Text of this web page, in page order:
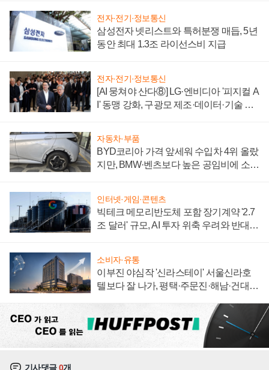
전자·전기·정보통신
삼성전자 넷리스트와 특허분쟁 매듭, 5년
동안 최대 1.3조 라이선스비 지급
전자·전기·정보통신
[AI 뭉쳐야 산다⑧] LG·엔비디아 '피지컬 A
I' 동맹 강화, 구광모 제조·데이터·기술 결
자동차·부품
BYD코리아 가격 앞세워 수입차 4위 올랐
지만, BMW·벤츠보다 높은 공임비에 소비
인터넷·게임·콘텐츠
빅테크 메모리반도체 포함 장기계약 '2.7
조 달러' 규모, AI 투자 위축 우려와 반대
소비자·유통
이부진 야심작 '신라스테이' 서울신라호
텔보다 잘 나가, 평택·주문진·해남·건대로
기사댓글0개